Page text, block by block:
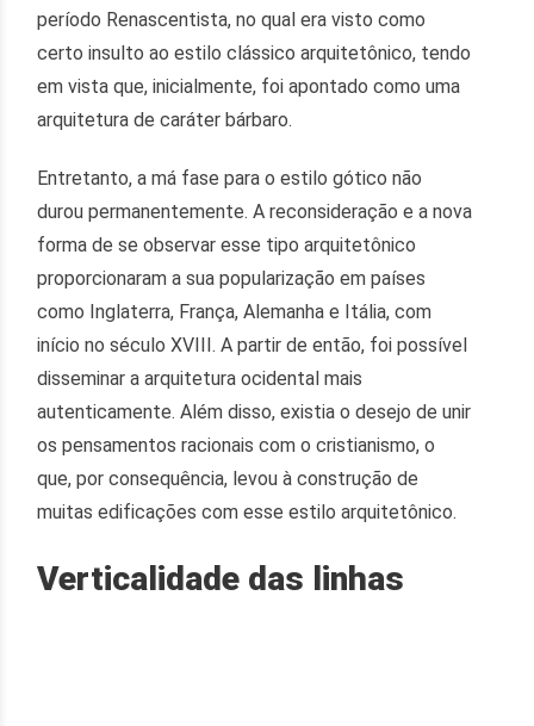
período Renascentista, no qual era visto como
certo insulto ao estilo clássico arquitetônico, tendo
em vista que, inicialmente, foi apontado como uma
arquitetura de caráter bárbaro.
Entretanto, a má fase para o estilo gótico não
durou permanentemente. A reconsideração e a nova
forma de se observar esse tipo arquitetônico
proporcionaram a sua popularização em países
como Inglaterra, França, Alemanha e Itália, com
início no século XVIII. A partir de então, foi possível
disseminar a arquitetura ocidental mais
autenticamente. Além disso, existia o desejo de unir
os pensamentos racionais com o cristianismo, o
que, por consequência, levou à construção de
muitas edificações com esse estilo arquitetônico.
Verticalidade das linhas